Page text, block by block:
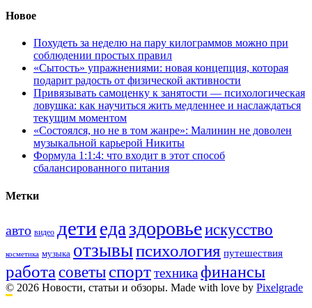
Новое
Похудеть за неделю на пару килограммов можно при
соблюдении простых правил
«Сытость» упражнениями: новая концепция, которая
подарит радость от физической активности
Привязывать самоценку к занятости — психологическая
ловушка: как научиться жить медленнее и наслаждаться
текущим моментом
«Состоялся, но не в том жанре»: Малинин не доволен
музыкальной карьерой Никиты
Формула 1:1:4: что входит в этот способ
сбалансированного питания
Метки
авто видео дети еда здоровьеискусство
косметика музыка отзывыпсихология путешествия
работа советы спорттехникафинансы
© 2026 Новости, статьи и обзоры. Made with love by Pixelgrade